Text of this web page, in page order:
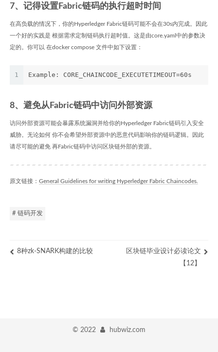
7、记得设置Fabric链码的执行超时时间
在高负载的情况下，你的Hyperledger Fabric链码可能不会在30s内完成。因此
一个好的实践是 根据需求定制链码执行超时值。这是由core.yaml中的参数决
定的。你可以 在docker compose 文件中如下设置：
1 Example: CORE_CHAINCODE_EXECUTETIMEOUT=60s
8、避免从Fabric链码中访问外部资源
访问外部资源可能会暴露系统漏洞并给你的Hyperledger Fabric链码引入安全
威胁。无论如何 你不会希望外部资源中的恶意代码影响你的链码逻辑。因此
请尽可能的避免 再Fabric链码中访问区块链外部的资源。
原文链接： General Guidelines for writing Hyperledger Fabric Chaincodes.
# 链码开发
8种zk-SNARK构建的比较
区块链毕业设计必读论文
【12】
© 2022 hubwiz.com